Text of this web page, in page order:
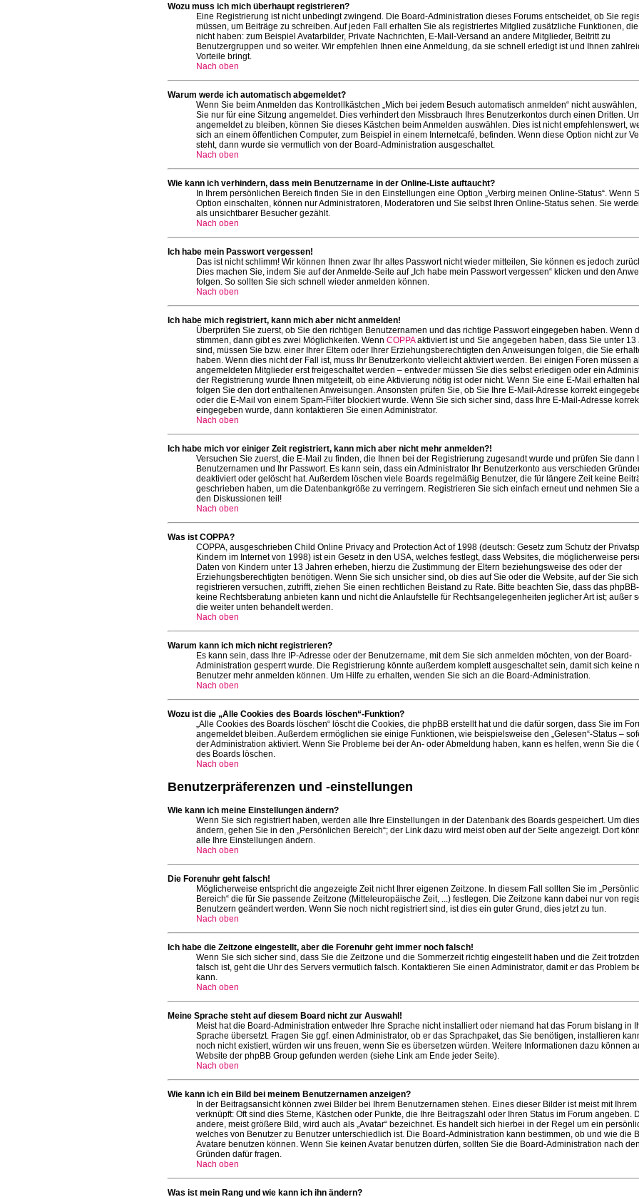
Wozu muss ich mich überhaupt registrieren?
Eine Registrierung ist nicht unbedingt zwingend. Die Board-Administration dieses Forums entscheidet, ob Sie
müssen, um Beiträge zu schreiben. Auf jeden Fall erhalten Sie als registriertes Mitglied zusätzliche Funktionen, die
nicht haben: zum Beispiel Avatarbilder, Private Nachrichten, E-Mail-Versand an andere Mitglieder, Beitritt zu
Benutzergruppen und so weiter. Wir empfehlen Ihnen eine Anmeldung, da sie schnell erledigt ist und Ihnen
Vorteile bringt.
Nach oben
Warum werde ich automatisch abgemeldet?
Wenn Sie beim Anmelden das Kontrollkästchen „Mich bei jedem Besuch automatisch anmelden“ nicht auswählen,
Sie nur für eine Sitzung angemeldet. Dies verhindert den Missbrauch Ihres Benutzerkontos durch einen Dritten.
angemeldet zu bleiben, können Sie dieses Kästchen beim Anmelden auswählen. Dies ist nicht empfehlenswert,
sich an einem öffentlichen Computer, zum Beispiel in einem Internetcafé, befinden. Wenn diese Option nicht zur
steht, dann wurde sie vermutlich von der Board-Administration ausgeschaltet.
Nach oben
Wie kann ich verhindern, dass mein Benutzername in der Online-Liste auftaucht?
In Ihrem persönlichen Bereich finden Sie in den Einstellungen eine Option „Verbirg meinen Online-Status“. Wenn
Option einschalten, können nur Administratoren, Moderatoren und Sie selbst Ihren Online-Status sehen. Sie
als unsichtbarer Besucher gezählt.
Nach oben
Ich habe mein Passwort vergessen!
Das ist nicht schlimm! Wir können Ihnen zwar Ihr altes Passwort nicht wieder mitteilen, Sie können es jedoch
Dies machen Sie, indem Sie auf der Anmelde-Seite auf „Ich habe mein Passwort vergessen“ klicken und den
folgen. So sollten Sie sich schnell wieder anmelden können.
Nach oben
Ich habe mich registriert, kann mich aber nicht anmelden!
Überprüfen Sie zuerst, ob Sie den richtigen Benutzernamen und das richtige Passwort eingegeben haben. Wenn
stimmen, dann gibt es zwei Möglichkeiten. Wenn COPPAaktiviert ist und Sie angegeben haben, dass Sie unter 13
sind, müssen Sie bzw. einer Ihrer Eltern oder Ihrer Erziehungsberechtigten den Anweisungen folgen, die Sie
haben. Wenn dies nicht der Fall ist, muss Ihr Benutzerkonto vielleicht aktiviert werden. Bei einigen Foren müssen
angemeldeten Mitglieder erst freigeschaltet werden – entweder müssen Sie dies selbst erledigen oder ein
der Registrierung wurde Ihnen mitgeteilt, ob eine Aktivierung nötig ist oder nicht. Wenn Sie eine E-Mail erhalten
folgen Sie den dort enthaltenen Anweisungen. Ansonsten prüfen Sie, ob Sie Ihre E-Mail-Adresse korrekt
oder die E-Mail von einem Spam-Filter blockiert wurde. Wenn Sie sich sicher sind, dass Ihre E-Mail-Adresse
eingegeben wurde, dann kontaktieren Sie einen Administrator.
Nach oben
Ich habe mich vor einiger Zeit registriert, kann mich aber nicht mehr anmelden?!
Versuchen Sie zuerst, die E-Mail zu finden, die Ihnen bei der Registrierung zugesandt wurde und prüfen Sie dann
Benutzernamen und Ihr Passwort. Es kann sein, dass ein Administrator Ihr Benutzerkonto aus verschieden
deaktiviert oder gelöscht hat. Außerdem löschen viele Boards regelmäßig Benutzer, die für längere Zeit keine
geschrieben haben, um die Datenbankgröße zu verringern. Registrieren Sie sich einfach erneut und nehmen Sie
den Diskussionen teil!
Nach oben
Was ist COPPA?
COPPA, ausgeschrieben Child Online Privacy and Protection Act of 1998 (deutsch: Gesetz zum Schutz der
Kindern im Internet von 1998) ist ein Gesetz in den USA, welches festlegt, dass Websites, die möglicherweise
Daten von Kindern unter 13 Jahren erheben, hierzu die Zustimmung der Eltern beziehungsweise des oder der
Erziehungsberechtigten benötigen. Wenn Sie sich unsicher sind, ob dies auf Sie oder die Website, auf der Sie sich
registrieren versuchen, zutrifft, ziehen Sie einen rechtlichen Beistand zu Rate. Bitte beachten Sie, dass das
keine Rechtsberatung anbieten kann und nicht die Anlaufstelle für Rechtsangelegenheiten jeglicher Art ist; außer
die weiter unten behandelt werden.
Nach oben
Warum kann ich mich nicht registrieren?
Es kann sein, dass Ihre IP-Adresse oder der Benutzername, mit dem Sie sich anmelden möchten, von der Board-
Administration gesperrt wurde. Die Registrierung könnte außerdem komplett ausgeschaltet sein, damit sich keine
Benutzer mehr anmelden können. Um Hilfe zu erhalten, wenden Sie sich an die Board-Administration.
Nach oben
Wozu ist die „Alle Cookies des Boards löschen“-Funktion?
„Alle Cookies des Boards löschen“ löscht die Cookies, die phpBB erstellt hat und die dafür sorgen, dass Sie im
angemeldet bleiben. Außerdem ermöglichen sie einige Funktionen, wie beispielsweise den „Gelesen“-Status –
der Administration aktiviert. Wenn Sie Probleme bei der An- oder Abmeldung haben, kann es helfen, wenn Sie die
des Boards löschen.
Nach oben
Benutzerpräferenzen und -einstellungen
Wie kann ich meine Einstellungen ändern?
Wenn Sie sich registriert haben, werden alle Ihre Einstellungen in der Datenbank des Boards gespeichert. Um
ändern, gehen Sie in den „Persönlichen Bereich“; der Link dazu wird meist oben auf der Seite angezeigt. Dort
alle Ihre Einstellungen ändern.
Nach oben
Die Forenuhr geht falsch!
Möglicherweise entspricht die angezeigte Zeit nicht Ihrer eigenen Zeitzone. In diesem Fall sollten Sie im
Bereich“ die für Sie passende Zeitzone (Mitteleuropäische Zeit, ...) festlegen. Die Zeitzone kann dabei nur von
Benutzern geändert werden. Wenn Sie noch nicht registriert sind, ist dies ein guter Grund, dies jetzt zu tun.
Nach oben
Ich habe die Zeitzone eingestellt, aber die Forenuhr geht immer noch falsch!
Wenn Sie sich sicher sind, dass Sie die Zeitzone und die Sommerzeit richtig eingestellt haben und die Zeit
falsch ist, geht die Uhr des Servers vermutlich falsch. Kontaktieren Sie einen Administrator, damit er das Problem
kann.
Nach oben
Meine Sprache steht auf diesem Board nicht zur Auswahl!
Meist hat die Board-Administration entweder Ihre Sprache nicht installiert oder niemand hat das Forum bislang in
Sprache übersetzt. Fragen Sie ggf. einen Administrator, ob er das Sprachpaket, das Sie benötigen, installieren
noch nicht existiert, würden wir uns freuen, wenn Sie es übersetzen würden. Weitere Informationen dazu können
Website der phpBB Group gefunden werden (siehe Link am Ende jeder Seite).
Nach oben
Wie kann ich ein Bild bei meinem Benutzernamen anzeigen?
In der Beitragsansicht können zwei Bilder bei Ihrem Benutzernamen stehen. Eines dieser Bilder ist meist mit Ihrem
verknüpft: Oft sind dies Sterne, Kästchen oder Punkte, die Ihre Beitragszahl oder Ihren Status im Forum angeben.
andere, meist größere Bild, wird auch als „Avatar“ bezeichnet. Es handelt sich hierbei in der Regel um ein
welches von Benutzer zu Benutzer unterschiedlich ist. Die Board-Administration kann bestimmen, ob und wie die
Avatare benutzen können. Wenn Sie keinen Avatar benutzen dürfen, sollten Sie die Board-Administration nach den
Gründen dafür fragen.
Nach oben
Was ist mein Rang und wie kann ich ihn ändern?